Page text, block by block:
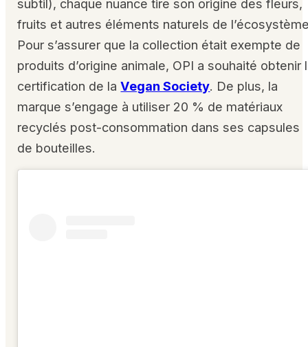
subtil), chaque nuance tire son origine des fleurs,
fruits et autres éléments naturels de
Pour s’assurer que la collection était exempte de
produits d’origine animale, OPI a souhaité obtenir
certification de laVegan Society. De plus, la
marque s’engage à utiliser 20 % de matériaux
recyclés post-consommation dans ses capsules
de bouteilles.